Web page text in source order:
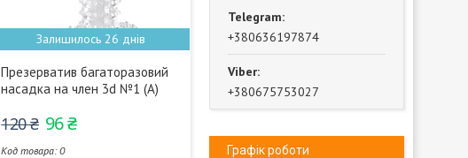
Залишилось 26 днів
Презерватив багаторазовий
насадка на член 3d №1 (А)
120 ₴ 96 ₴
0
+380636197874
+380675753027
Графік роботи